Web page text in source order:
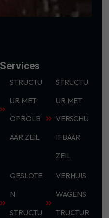
Services
STRUCTU
UR MET
OPROLB
AAR ZEIL
STRUCTU
UR MET
VERSCHU
IFBAAR
ZEIL
GESLOTE
N
STRUCTU
VERHUIS
WAGENS
TRUCTUR